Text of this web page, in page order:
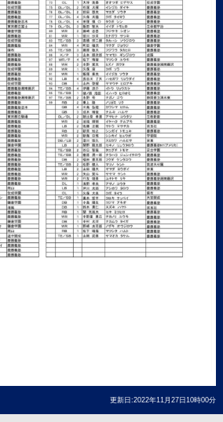
更新日:2022年11月27日10時00分